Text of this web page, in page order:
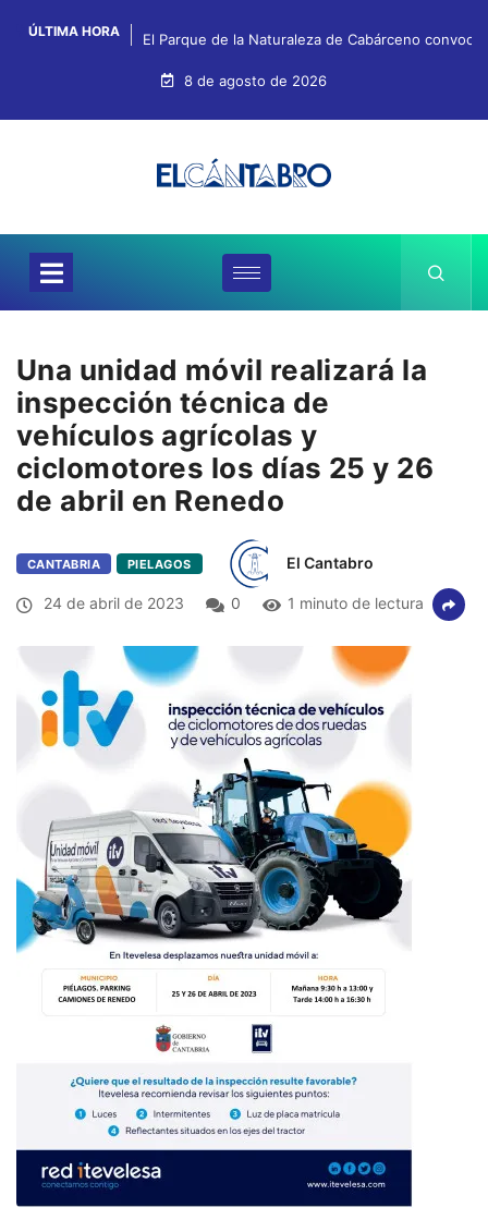
ÚLTIMA HORA El Parque de la Naturaleza de Cabárceno
8 de agosto de 2026
Una unidad móvil realizará la
inspección técnica de
vehículos agrícolas y
ciclomotores los días 25 y 26
de abril en Renedo
CANTABRIA PIELAGOS El Cantabro
24 de abril de 2023 0 1 minuto de lectura